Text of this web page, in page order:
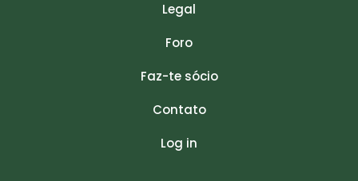
Legal
Foro
Faz-te sócio
Contato
Log in